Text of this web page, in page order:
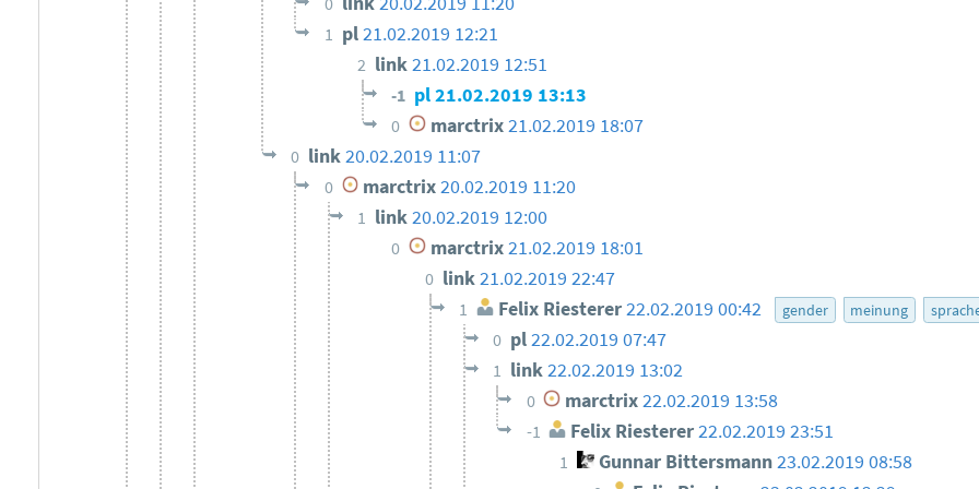
1 pl21.02.2019 12:21
2 link21.02.2019 12:51
-1 pl21.02.2019 13:13
0 marctrix21.02.2019 18:07
0 link20.02.2019 11:07
0 marctrix20.02.2019 11:20
1 link20.02.2019 12:00
0 marctrix21.02.2019 18:01
0 link21.02.2019 22:47
1 Felix Riesterer22.02.2019 00:42 gender meinung
0 pl22.02.2019 07:47
1 link22.02.2019 13:02
0 marctrix22.02.2019 13:58
-1 Felix Riesterer22.02.2019 23:51
1 Gunnar Bittersmann23.02.2019 08:58